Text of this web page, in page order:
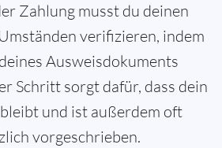
Zahlung musst du deinen
verifizieren, indem
Ausweisdokuments
Schritt sorgt dafür, dass dein
und ist außerdem oft
vorgeschrieben.